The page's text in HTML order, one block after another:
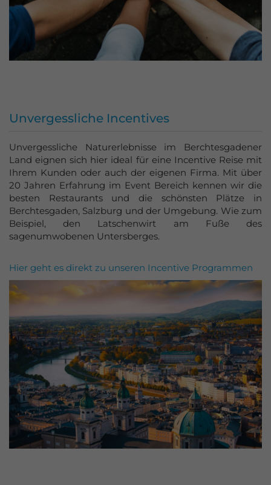
Unvergessliche Incentives
Unvergessliche Naturerlebnisse im Berchtesgadener
Land eignen sich hier ideal für eine Incentive Reise mit
Ihrem Kunden oder auch der eigenen Firma. Mit über
20 Jahren Erfahrung im Event Bereich kennen wir die
besten Restaurants und die schönsten Plätze in
Berchtesgaden, Salzburg und der Umgebung. Wie zum
Beispiel, den Latschenwirt am Fuße des
sagenumwobenen Untersberges.
Hier geht es direkt zu unseren Incentive Programmen